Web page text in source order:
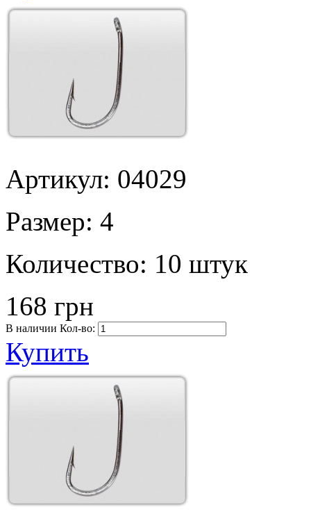
Артикул: 04029
Размер: 4
Количество: 10 штук
168 грн
В наличии Кол-во:
Купить